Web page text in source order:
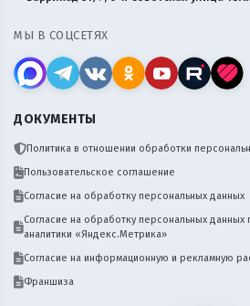
МЫ В СОЦСЕТЯХ
ДОКУМЕНТЫ
Политика в отношении обработки
Пользовательское соглашение
Согласие на обработку персональных данных
Согласие на обработку персональных
аналитики «Яндекс.Метрика»
Согласие на информационную и рекламную
Франшиза